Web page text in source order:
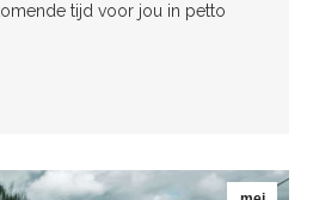
tijd voor jou in petto